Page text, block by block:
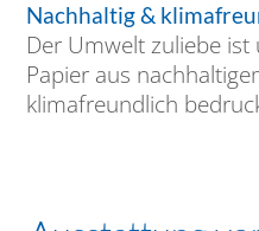
Nachhaltig &
Der Umwelt zuliebe
Papier aus
klimafreundlich